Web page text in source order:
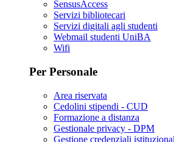
SensusAccess
Servizi bibliotecari
Servizi digitali agli studenti
Webmail studenti UniBA
Wifi
Per Personale
Area riservata
Cedolini stipendi - CUD
Formazione a distanza
Gestionale privacy - DPM
Gestione credenziali